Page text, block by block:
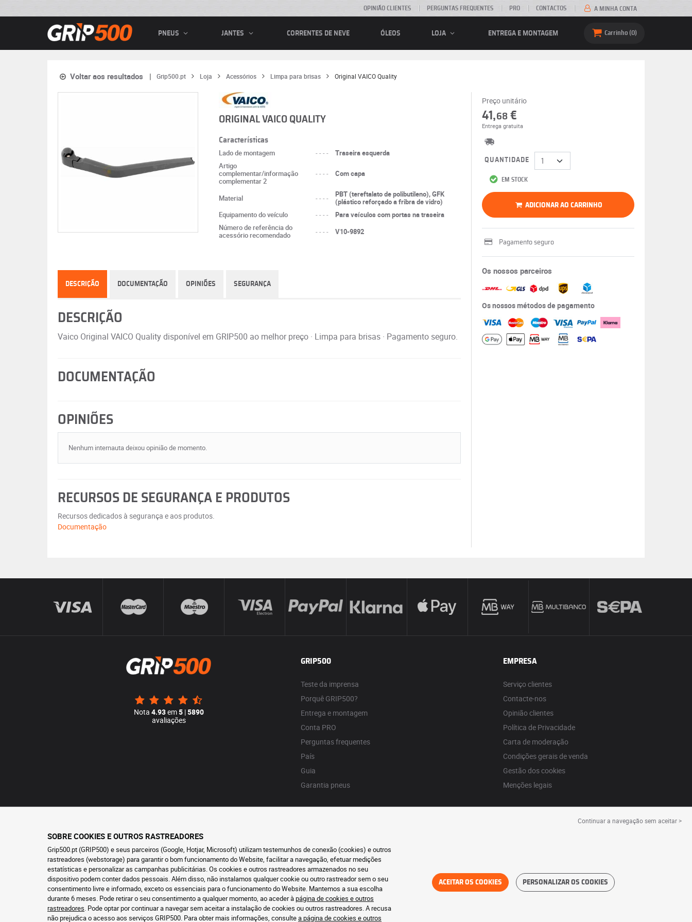
OPINIÃO CLIENTES PERGUNTAS FREQUENTES PRO CONTACTOS A MINHA CONTA
PNEUS JANTES CORRENTES DE NEVE ÓLEOS LOJA ENTREGA E MONTAGEM Carrinho 0
Voltar aos resultados Grip500.pt Loja Acessórios Limpa para brisas Original VAICO Quality
ORIGINAL VAICO QUALITY
Características
Lado de montagem ----
Traseira esquerda
Artigo
complementar/informação
complementar 2
---- Com capa
Material ----
PBT (tereftalato de polibutileno), GFK
(plástico reforçado a fribra de vidro)
Equipamento do veículo
----
Para veículos com portas na traseira
Número de referência do
acessório recomendado
---- V10-9892
Preço unitário
41,68€
Entrega gratuita
EM STOCK
QUANTIDADE
ADICIONAR AO CARRINHO
Pagamento seguro
Os nossos parceiros
Os nossos métodos de pagamento
DESCRIÇÃO DOCUMENTAÇÃO OPINIÕES SEGURANÇA
DESCRIÇÃO
Vaico Original VAICO Quality disponível em GRIP500 ao melhor preço · Limpa para brisas · Pagamento seguro.
DOCUMENTAÇÃO
OPINIÕES
Nenhum internauta deixou opinião de momento.
RECURSOS DE SEGURANÇA E PRODUTOS
Recursos dedicados à segurança e aos produtos.
Documentação
Nota 4.93em5|5890
avaliações
GRIP500
Teste da imprensa
Porquê GRIP500?
Entrega e montagem
Conta PRO
Perguntas frequentes
País
Guia
Garantia pneus
EMPRESA
Serviço clientes
Contacte-nos
Opinião clientes
Política de Privacidade
Carta de moderação
Condições gerais de venda
Gestão dos cookies
Menções legais
Continuar a navegação sem aceitar >
SOBRE COOKIES E OUTROS RASTREADORES
Grip500.pt (GRIP500) e seus parceiros (Google, Hotjar, Microsoft) utilizam testemunhos de conexão (cookies) e outros
rastreadores (webstorage) para garantir o bom funcionamento do Website, facilitar a navegação, efetuar medições
estatísticas e personalizar as campanhas publicitárias. Os cookies e outros rastreadores armazenados no seu
dispositivo podem conter dados pessoais. Além disso, não instalamos qualquer cookie ou outro rastreador sem o seu
consentimento livre e informado, exceto os essenciais para o funcionamento do Website. Mantemos a sua escolha
durante 6 meses. Pode retirar o seu consentimento a qualquer momento, ao aceder àpágina de cookies e outros
rastreadores. Pode optar por continuar a navegar sem aceitar a instalação de cookies ou outros rastreadores. A recusa
não prejudica o acesso aos serviços GRIP500. Para obter mais informações, consultea página de cookies e outros
ACEITAR OS COOKIES PERSONALIZAR OS COOKIES